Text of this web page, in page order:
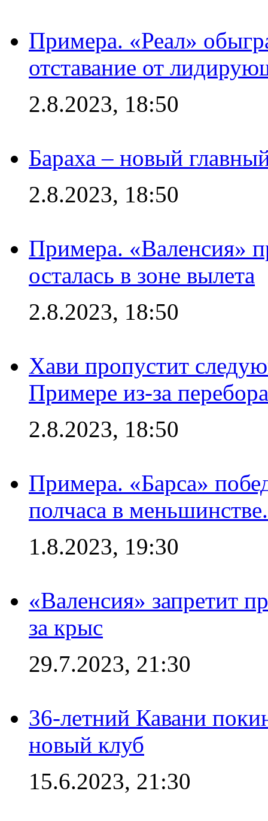
Примера. «Реал»
отставание от
2.8.2023, 18:50
Бараха – новый
2.8.2023, 18:50
Примера. «Валенсия»
осталась в зоне вылета
2.8.2023, 18:50
Хави пропустит
Примере из-за
2.8.2023, 18:50
Примера. «Барса»
полчаса в
1.8.2023, 19:30
«Валенсия» запретит
за крыс
29.7.2023, 21:30
36-летний Кавани
новый клуб
15.6.2023, 21:30